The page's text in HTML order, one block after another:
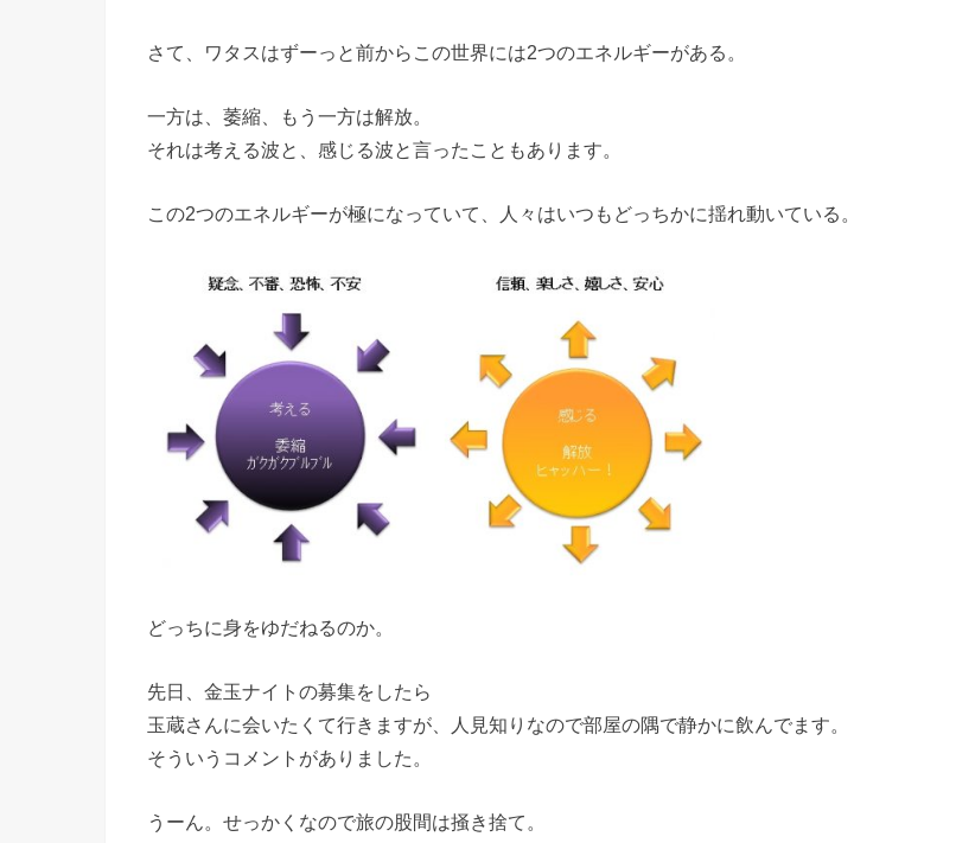
さて、ワタスはずーっと前からこの世界には2つのエネルギーがある。
一方は、萎縮、もう一方は解放。
それは考える波と、感じる波と言ったこともあります。
この2つのエネルギーが極になっていて、人々はいつもどっちかに揺れ動いている。
どっちに身をゆだねるのか。
先日、金玉ナイトの募集をしたら
玉蔵さんに会いたくて行きますが、人見知りなので部屋の隅で静かに飲んでます。
そういうコメントがありました。
うーん。せっかくなので旅の股間は掻き捨て。